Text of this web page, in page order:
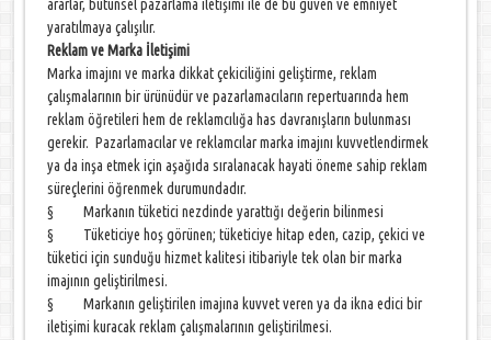
ararlar, bütünsel pazarlama iletişimi ile de bu güven ve emniyet
yaratılmaya çalışılır.
Reklam ve Marka İletişimi
Marka imajını ve marka dikkat çekiciliğini geliştirme, reklam
çalışmalarının bir ürünüdür ve pazarlamacıların repertuarında hem
reklam öğretileri hem de reklamcılığa has davranışların bulunması
gerekir. Pazarlamacılar ve reklamcılar marka imajını kuvvetlendirmek
ya da inşa etmek için aşağıda sıralanacak hayati öneme sahip reklam
süreçlerini öğrenmek durumundadır.
§ Markanın tüketici nezdinde yarattığı değerin bilinmesi
§ Tüketiciye hoş görünen; tüketiciye hitap eden, cazip, çekici ve
tüketici için sunduğu hizmet kalitesi itibariyle tek olan bir marka
imajının geliştirilmesi.
§ Markanın geliştirilen imajına kuvvet veren ya da ikna edici bir
iletişimi kuracak reklam çalışmalarının geliştirilmesi.